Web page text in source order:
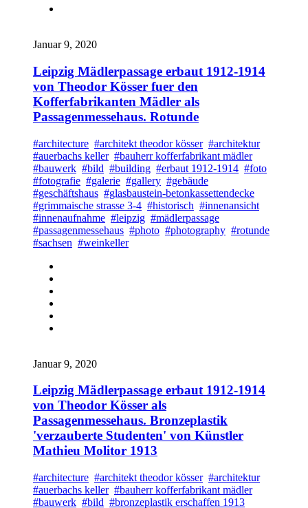
Januar 9, 2020
Leipzig Mädlerpassage erbaut 1912-1914
von Theodor Kösser fuer den
Kofferfabrikanten Mädler als
Passagenmessehaus. Rotunde
#architecture #architekt theodor kösser #architektur
#auerbachs keller #bauherr kofferfabrikant mädler
#bauwerk #bild #building #erbaut 1912-1914 #foto
#fotografie #galerie #gallery #gebäude
#geschäftshaus #glasbaustein-betonkassettendecke
#grimmaische strasse 3-4 #historisch #innenansicht
#innenaufnahme #leipzig #mädlerpassage
#passagenmessehaus #photo #photography #rotunde
#sachsen #weinkeller
Januar 9, 2020
Leipzig Mädlerpassage erbaut 1912-1914
von Theodor Kösser als
Passagenmessehaus. Bronzeplastik
'verzauberte Studenten' von Künstler
Mathieu Molitor 1913
#architecture #architekt theodor kösser #architektur
#auerbachs keller #bauherr kofferfabrikant mädler
#bauwerk #bild #bronzeplastik erschaffen 1913